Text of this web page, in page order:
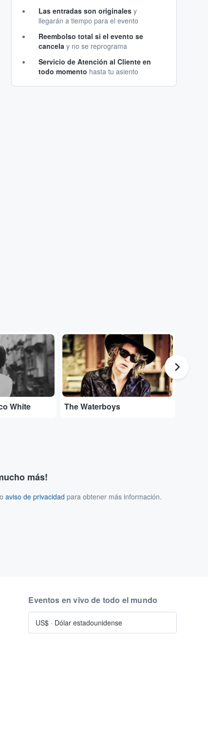
Las entradas son originales y
llegarán a tiempo para el evento
Reembolso total si el evento se
cancela y no se reprograma
Servicio de Atención al Cliente en
todo momento hasta tu asiento
White
...
The Waterboys
más!
aviso de privacidad para obtener más información.
Eventos en vivo de todo el mundo
US$ · Dólar estadounidense